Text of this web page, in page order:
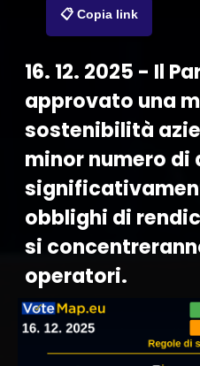
📋 Copia link
16. 12. 2025 - Il
approvato una
sostenibilità
minor numero di
obblighi di
si
operatori.